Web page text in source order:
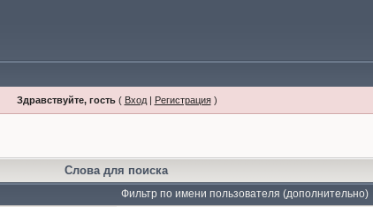
Здравствуйте, гость( Вход| Регистрация)
Слова для поиска
Фильтр по имени пользователя (дополнительно)